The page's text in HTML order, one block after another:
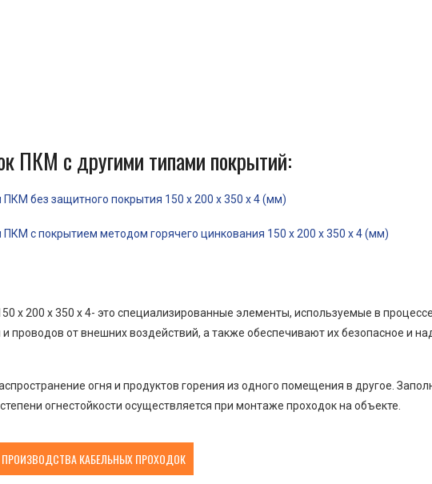
ПКМ с другими типами покрытий:
без защитного покрытия 150 x 200 x 350 x 4 (мм)
с покрытием методом горячего цинкования 150 x 200 x 350 x 4 (мм)
x 200 x 350 x 4- это специализированные элементы, используемые в
проводов от внешних воздействий, а также обеспечивают их безопасное и
огня и продуктов горения из одного помещения в другое.
огнестойкости осуществляется при монтаже проходок на объекте.
КАБЕЛЬНЫХ ПРОХОДОК